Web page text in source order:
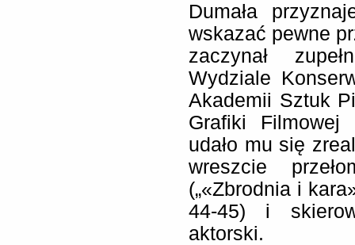
Dumała
wskazać pewne
zaczynał
Wydziale
Akademii Sztuk
Grafiki Filmowej
udało mu się
wreszcie
(„«Zbrodnia i
44-45) i
aktorski.